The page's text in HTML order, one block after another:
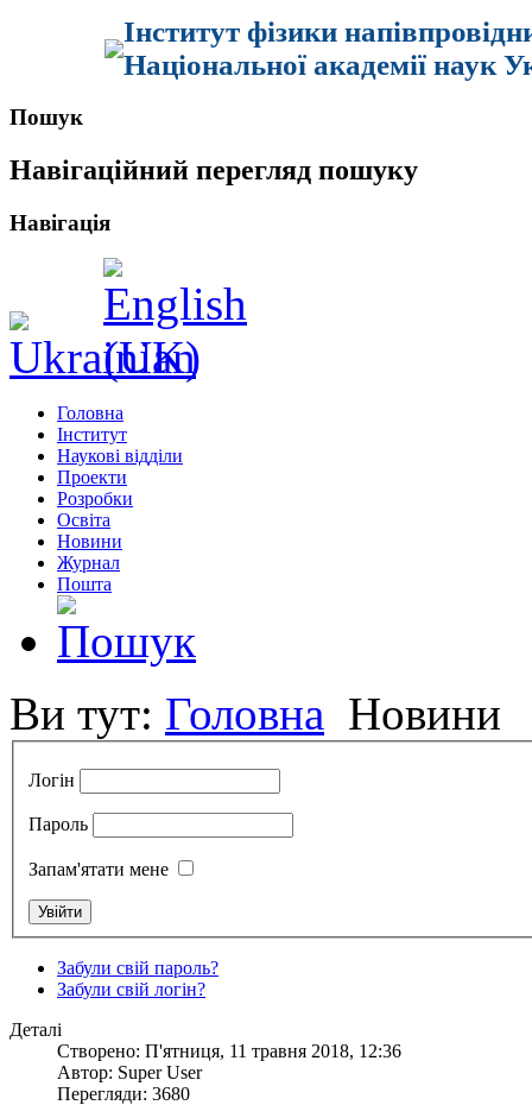
Інститут фізики
Національної академії наук
Пошук
Навігаційний перегляд пошуку
Навігація
Головна
Інститут
Наукові відділи
Проекти
Розробки
Освіта
Новини
Журнал
Пошта
Ви тут: Головна Новини
Логін
Пароль
Запам'ятати мене
Забули свій пароль?
Забули свій логін?
Деталі
Створено: П'ятниця, 11 травня 2018, 12:36
Автор: Super User
Перегляди: 3680